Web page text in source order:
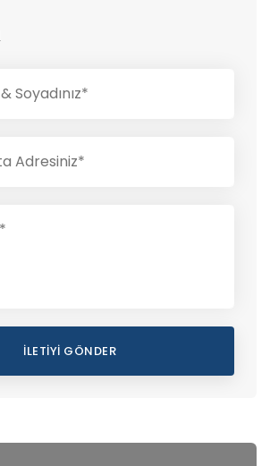
İLETIYI GÖNDER